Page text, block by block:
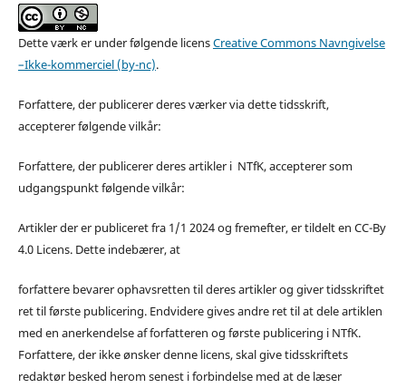
Dette værk er under følgende licensCreative Commons Navngivelse
–Ikke-kommerciel (by-nc).
Forfattere, der publicerer deres værker via dette tidsskrift,
accepterer følgende vilkår:
Forfattere, der publicerer deres artikler i NTfK, accepterer som
udgangspunkt følgende vilkår:
Artikler der er publiceret fra 1/1 2024 og fremefter, er tildelt en CC-By
4.0 Licens. Dette indebærer, at
forfattere bevarer ophavsretten til deres artikler og giver tidsskriftet
ret til første publicering. Endvidere gives andre ret til at dele artiklen
med en anerkendelse af forfatteren og første publicering i NTfK.
Forfattere, der ikke ønsker denne licens, skal give tidsskriftets
redaktør besked herom senest i forbindelse med at de læser